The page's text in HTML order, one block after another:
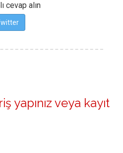
cevap alın
yapınız veya kayıt